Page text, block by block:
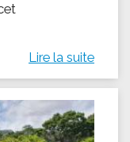
Lire la suite